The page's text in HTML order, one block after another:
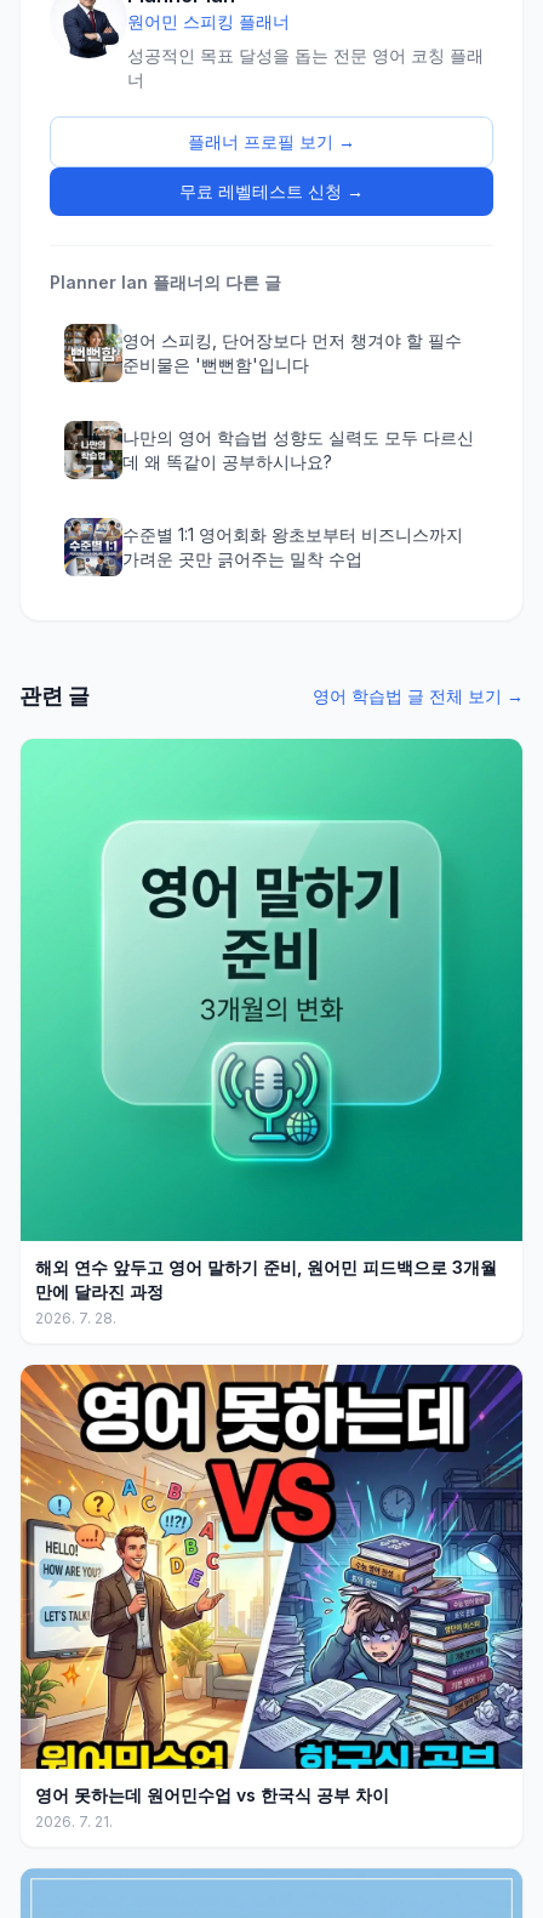
원어민 스피킹 플래너
성공적인 목표 달성을 돕는 전문 영어 코칭 플래
너
플래너 프로필 보기 →
무료 레벨테스트 신청 →
Planner Ian 플래너의 다른 글
영어 스피킹, 단어장보다 먼저 챙겨야 할 필수
준비물은 '뻔뻔함'입니다
나만의 영어 학습법 성향도 실력도 모두 다르신
데 왜 똑같이 공부하시나요?
수준별 1:1 영어회화 왕초보부터 비즈니스까지
가려운 곳만 긁어주는 밀착 수업
관련 글 영어 학습법 글 전체 보기 →
해외 연수 앞두고 영어 말하기 준비, 원어민 피드백으로 3개월
만에 달라진 과정
2026. 7. 28.
영어 못하는데 원어민수업 vs 한국식 공부 차이
2026. 7. 21.